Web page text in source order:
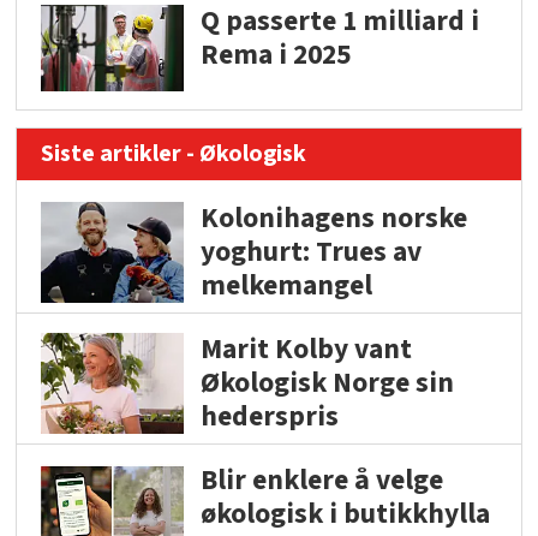
Q passerte 1 milliard i
Rema i 2025
Siste artikler - Økologisk
Kolonihagens norske
yoghurt: Trues av
melkemangel
Marit Kolby vant
Økologisk Norge sin
hederspris
Blir enklere å velge
økologisk i butikkhylla